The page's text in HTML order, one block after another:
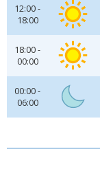
12:00 -
18:00
18:00 -
00:00
00:00 -
06:00